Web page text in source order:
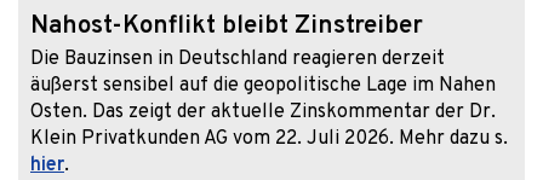
Nahost-Konflikt bleibt Zinstreiber
Die Bauzinsen in Deutschland reagieren derzeit
äußerst sensibel auf die geopolitische Lage im Nahen
Osten. Das zeigt der aktuelle Zinskommentar der Dr.
Klein Privatkunden AG vom 22. Juli 2026. Mehr dazu s.
hier.